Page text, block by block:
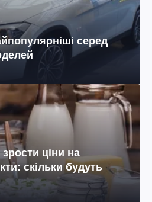
серед
ціни на
скільки будуть